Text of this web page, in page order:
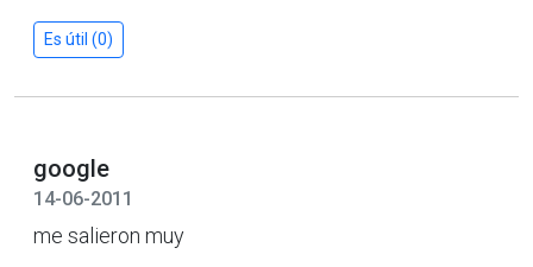
Es útil (0)
google
14-06-2011
me salieron muy